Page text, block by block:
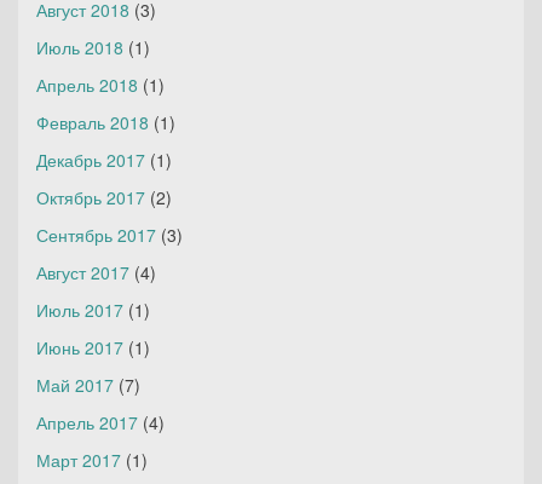
Август 2018 (3)
Июль 2018 (1)
Апрель 2018 (1)
Февраль 2018 (1)
Декабрь 2017 (1)
Октябрь 2017 (2)
Сентябрь 2017 (3)
Август 2017 (4)
Июль 2017 (1)
Июнь 2017 (1)
Май 2017 (7)
Апрель 2017 (4)
Март 2017 (1)